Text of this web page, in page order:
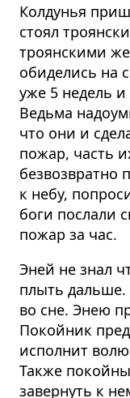
Колдунья
стоял
троянскими
обиделись на
уже 5 недель
Ведьма
что они и
пожар, часть
безвозвратно
к небу,
боги послали
пожар за час.
Эней не знал
плыть
во сне. Энею
Покойник
исполнит
Также
завернуть к